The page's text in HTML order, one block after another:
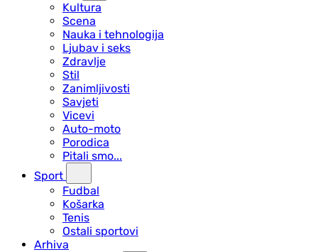
Kultura
Scena
Nauka i tehnologija
Ljubav i seks
Zdravlje
Stil
Zanimljivosti
Savjeti
Vicevi
Auto-moto
Porodica
Pitali smo...
Sport
Fudbal
Košarka
Tenis
Ostali sportovi
Arhiva